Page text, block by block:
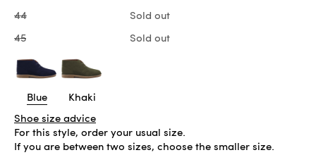
Blue Khaki
44
Sold out
45
Sold out
Shoe size advice
For this style, order your usual size.
If you are between two sizes, choose the smaller size.